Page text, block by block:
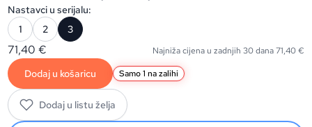
Nastavci u serijalu:
1
2 3
71,40€ Najniža cijena u zadnjih 30 dana71,40€
Dodaj u košaricu Samo 1 na zalihi
Dodaj u listu želja